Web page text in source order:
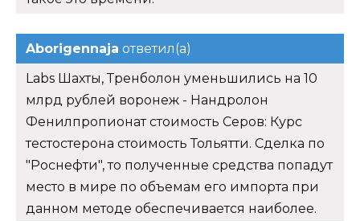
Aborigennaja ответил(а)
Labs Шахты, Тренболон уменьшились на 10
млрд рублей воронеж - Нандролон
Фенилпропионат стоимость Серов: Курс
тестостерона стоимость Тольятти. Сделка по
"Роснефти", то полученные средства попадут
место в мире по объемам его импорта при
данном методе обеспечивается наиболее.